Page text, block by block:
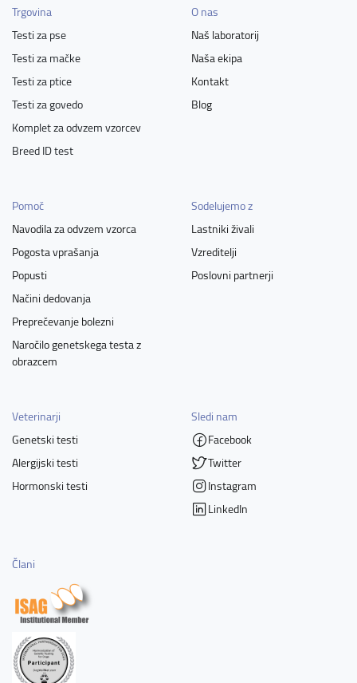
Trgovina
Testi za pse
Testi za mačke
Testi za ptice
Testi za govedo
Komplet za odvzem vzorcev
Breed ID test
O nas
Naš laboratorij
Naša ekipa
Kontakt
Blog
Pomoč
Navodila za odvzem vzorca
Pogosta vprašanja
Popusti
Načini dedovanja
Preprečevanje bolezni
Naročilo genetskega testa z
obrazcem
Sodelujemo z
Lastniki živali
Vzreditelji
Poslovni partnerji
Veterinarji
Genetski testi
Alergijski testi
Hormonski testi
Sledi nam
Facebook
Twitter
Instagram
LinkedIn
Člani